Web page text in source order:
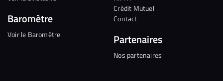
Baromètre
Voir le Baromètre
Crédit Mutuel
Contact
Partenaires
Nos partenaires